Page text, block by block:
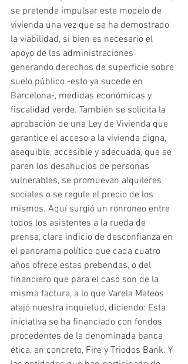
se pretende impulsar este modelo de
vivienda una vez que se ha demostrado
la viabilidad, si bien es necesario el
apoyo de las administraciones
generando derechos de superficie sobre
suelo público -esto ya sucede en
Barcelona-, medidas económicas y
fiscalidad verde. También se solicita la
aprobación de una Ley de Vivienda que
garantice el acceso a la vivienda digna,
asequible, accesible y adecuada, que se
paren los desahucios de personas
vulnerables, se promuevan alquileres
sociales o se regule el precio de los
mismos. Aquí surgió un ronroneo entre
todos los asistentes a la rueda de
prensa, clara indicio de desconfianza en
el panorama político que cada cuatro
años ofrece estas prebendas, o del
financiero que para el caso son de la
misma factura, a lo que Varela Mateos
atajó nuestra inquietud, diciendo: Esta
iniciativa se ha financiado con fondos
procedentes de la denominada banca
ética, en concreto, Fire y Triodos Bank. Y